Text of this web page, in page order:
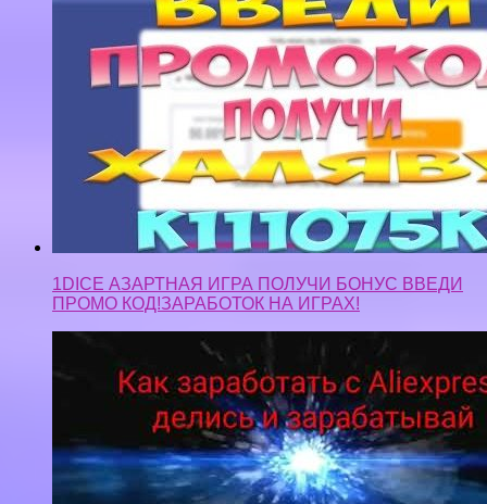
1DICE АЗАРТНАЯ ИГРА ПОЛУЧИ БОНУС ВВЕДИ
ПРОМО КОД!ЗАРАБОТОК НА ИГРАХ!